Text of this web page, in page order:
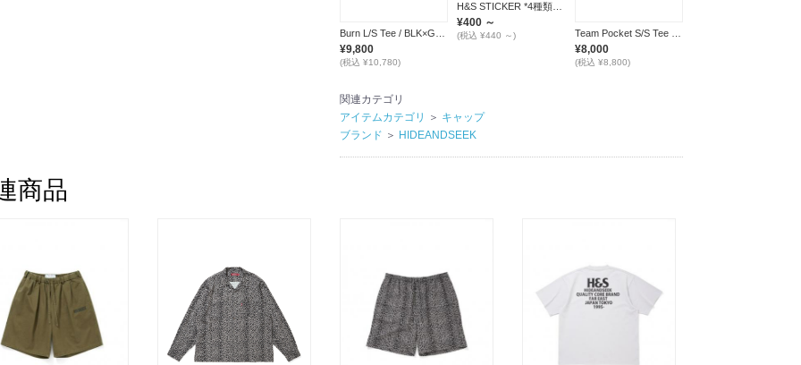
¥9,800
(税込 ¥10,780)
H&S STICKER *4種類展開*
¥400 ～
(税込 ¥440 ～)
¥8,000
(税込 ¥8,800)
関連カテゴリ
アイテムカテゴリ
＞ キャップ
ブランド ＞ HIDEANDSEEK
商品